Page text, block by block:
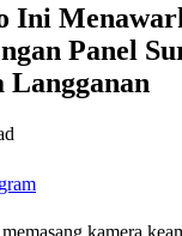
Ini
Panel
Langganan